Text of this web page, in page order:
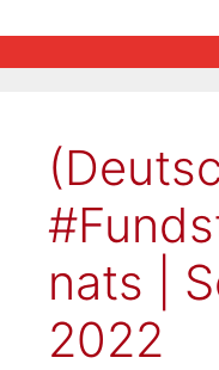
nats |
2022